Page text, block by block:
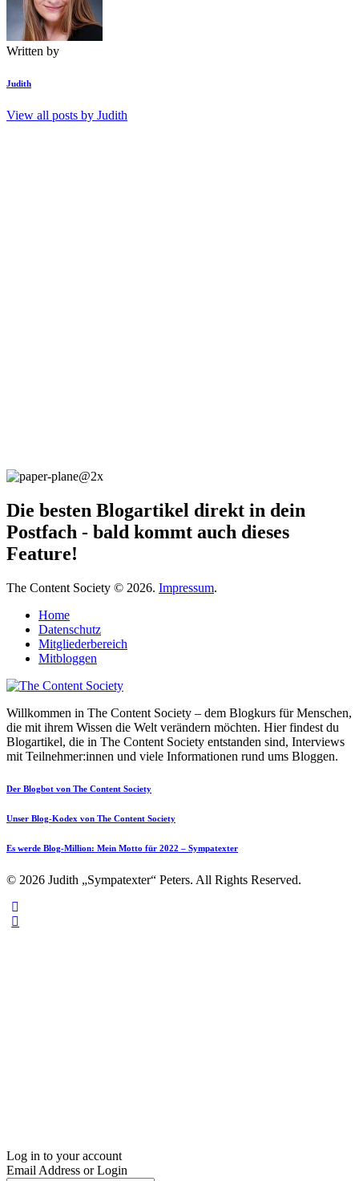
Written by
Judith
View all posts by Judith
Die besten Blogartikel direkt in dein
Postfach - bald kommt auch dieses
Feature!
The Content Society © 2026. Impressum.
Home
Datenschutz
Mitgliederbereich
Mitbloggen
Willkommen in The Content Society – dem Blogkurs für Menschen,
die mit ihrem Wissen die Welt verändern möchten. Hier findest du
Blogartikel, die in The Content Society entstanden sind, Interviews
mit Teilnehmer:innen und viele Informationen rund ums Bloggen.
Der Blogbot von The Content Society
Unser Blog-Kodex von The Content Society
Es werde Blog-Million: Mein Motto für 2022 – Sympatexter
© 2026 Judith „Sympatexter“ Peters. All Rights Reserved.
Log in to your account
Email Address or Login